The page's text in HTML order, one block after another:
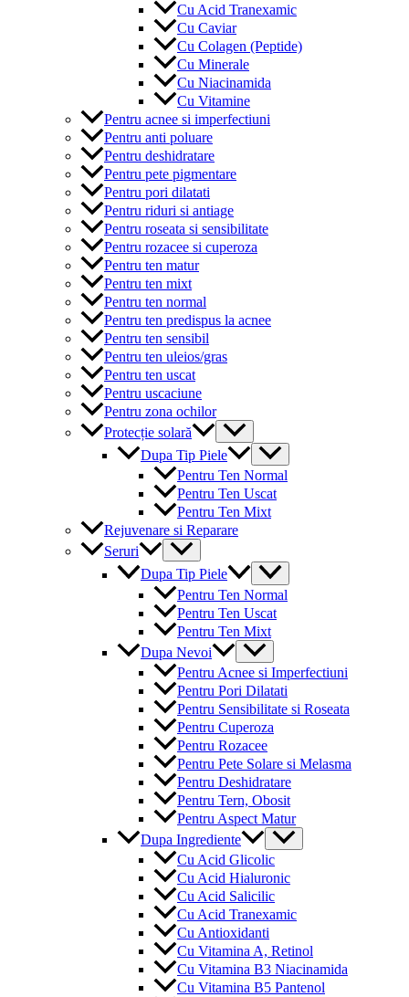
Cu Acid Tranexamic
Cu Caviar
Cu Colagen (Peptide)
Cu Minerale
Cu Niacinamida
Cu Vitamine
Pentru acnee si imperfectiuni
Pentru anti poluare
Pentru deshidratare
Pentru pete pigmentare
Pentru pori dilatati
Pentru riduri si antiage
Pentru roseata si sensibilitate
Pentru rozacee si cuperoza
Pentru ten matur
Pentru ten mixt
Pentru ten normal
Pentru ten predispus la acnee
Pentru ten sensibil
Pentru ten uleios/gras
Pentru ten uscat
Pentru uscaciune
Pentru zona ochilor
Protecție solară
Menu
Toggle
Dupa Tip Piele
Menu
Toggle
Pentru Ten Normal
Pentru Ten Uscat
Pentru Ten Mixt
Rejuvenare si Reparare
Seruri
Menu
Toggle
Dupa Tip Piele
Menu
Toggle
Pentru Ten Normal
Pentru Ten Uscat
Pentru Ten Mixt
Dupa Nevoi
Menu
Toggle
Pentru Acnee si Imperfectiuni
Pentru Pori Dilatati
Pentru Sensibilitate si Roseata
Pentru Cuperoza
Pentru Rozacee
Pentru Pete Solare si Melasma
Pentru Deshidratare
Pentru Tern, Obosit
Pentru Aspect Matur
Dupa Ingrediente
Menu
Toggle
Cu Acid Glicolic
Cu Acid Hialuronic
Cu Acid Salicilic
Cu Acid Tranexamic
Cu Antioxidanti
Cu Vitamina A, Retinol
Cu Vitamina B3 Niacinamida
Cu Vitamina B5 Pantenol